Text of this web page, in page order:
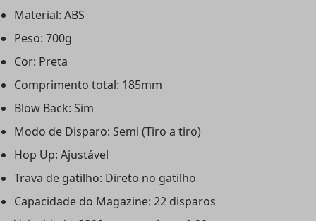
Material: ABS
Peso: 700g
Cor: Preta
Comprimento total: 185mm
Blow Back: Sim
Modo de Disparo: Semi (Tiro a tiro)
Hop Up: Ajustável
Trava de gatilho: Direto no gatilho
Capacidade do Magazine: 22 disparos